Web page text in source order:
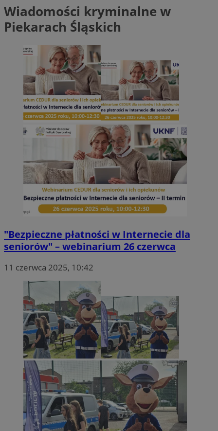
Wiadomości kryminalne w
Piekarach Śląskich
"Bezpieczne płatności w Internecie dla
seniorów" – webinarium 26 czerwca
11 czerwca 2025, 10:42